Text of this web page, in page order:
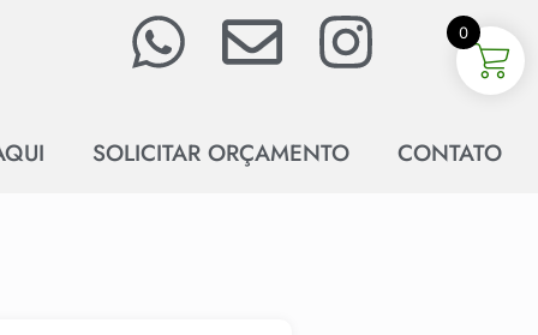
SOLICITAR ORÇAMENTO CONTATO
0